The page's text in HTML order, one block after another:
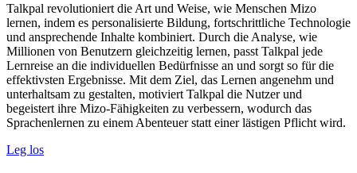
Talkpal revolutioniert die Art und Weise, wie Menschen Mizo
lernen, indem es personalisierte Bildung, fortschrittliche Technologie
und ansprechende Inhalte kombiniert. Durch die Analyse, wie
Millionen von Benutzern gleichzeitig lernen, passt Talkpal jede
Lernreise an die individuellen Bedürfnisse an und sorgt so für die
effektivsten Ergebnisse. Mit dem Ziel, das Lernen angenehm und
unterhaltsam zu gestalten, motiviert Talkpal die Nutzer und
begeistert ihre Mizo-Fähigkeiten zu verbessern, wodurch das
Sprachenlernen zu einem Abenteuer statt einer lästigen Pflicht wird.
Leg los